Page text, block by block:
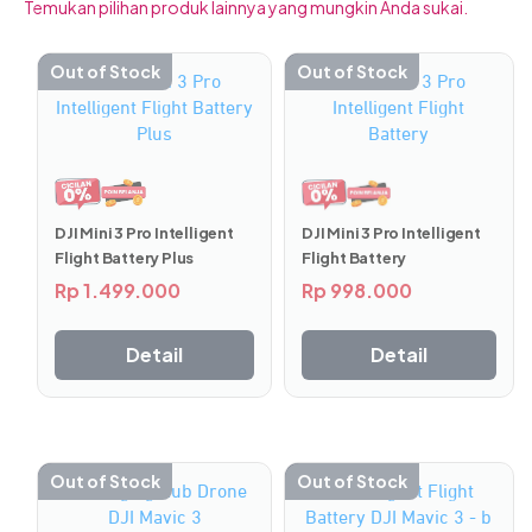
mampu mengirimkan tampilanlive feeddi angka
1080p/60fps dari jarak hingga 15 km dengan latensi
serendah 120 ms. Sistem antena high-gain 2T4R yang
jangkauan sinyal dan menjaga transmisi tetap stabil serta
mulus.
Layar Cerah dan Luas
Temukan pilihan produk lainnya yang mungkin Anda sukai.
Out of Stock
DJI Mini 3 Pro Intelligent
Flight Battery Plus
Rp1.499.000
Detail
Out of Stock
DJI Mini 3 Pro Intelligent
Flight Battery
Rp 998.000
Detail
Out of Stock Out of Stock